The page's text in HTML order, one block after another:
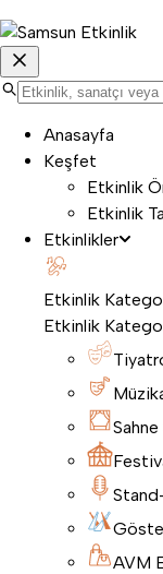
Anasayfa
Keşfet
Etkinlik
Etkinlik
Etkinlikler
Etkinlik
Etkinlik
Sahne
AVM